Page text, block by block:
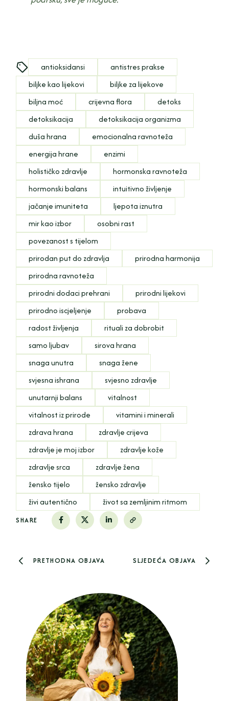
antioksidansi
antistres prakse
biljke kao lijekovi
biljke za lijekove
biljna moć
crijevna flora
detoks
detoksikacija
detoksikacija organizma
duša hrana
emocionalna ravnoteža
energija hrane
enzimi
holističko zdravlje
hormonska ravnoteža
hormonski balans
intuitivno življenje
jačanje imuniteta
ljepota iznutra
mir kao izbor
osobni rast
povezanost s tijelom
prirodan put do zdravlja
prirodna harmonija
prirodna ravnoteža
prirodni dodaci prehrani
prirodni lijekovi
prirodno iscjeljenje
probava
radost življenja
rituali za dobrobit
samo ljubav
sirova hrana
snaga unutra
snaga žene
svjesna ishrana
svjesno zdravlje
unutarnji balans
vitalnost
vitalnost iz prirode
vitamini i minerali
zdrava hrana
zdravlje crijeva
zdravlje je moj izbor
zdravlje kože
zdravlje srca
zdravlje žena
žensko tijelo
žensko zdravlje
živi autentično
život sa zemljinim ritmom
SHARE
PRETHODNA OBJAVA SLJEDEĆA OBJAVA